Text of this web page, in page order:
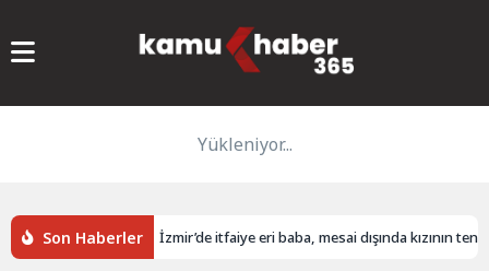
Yükleniyor...
Son Haberler
tutuklama İzmir’de itfaiye eri baba, mesai dışında kızının tenis